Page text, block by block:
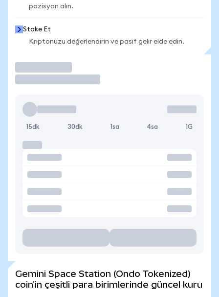
pozisyon alın.
Stake Et
Kriptonuzu değerlendirin ve pasif gelir elde edin.
15dk 30dk 1sa 4sa 1G
Gemini Space Station (Ondo Tokenized)
coin'in çeşitli para birimlerinde güncel kuru